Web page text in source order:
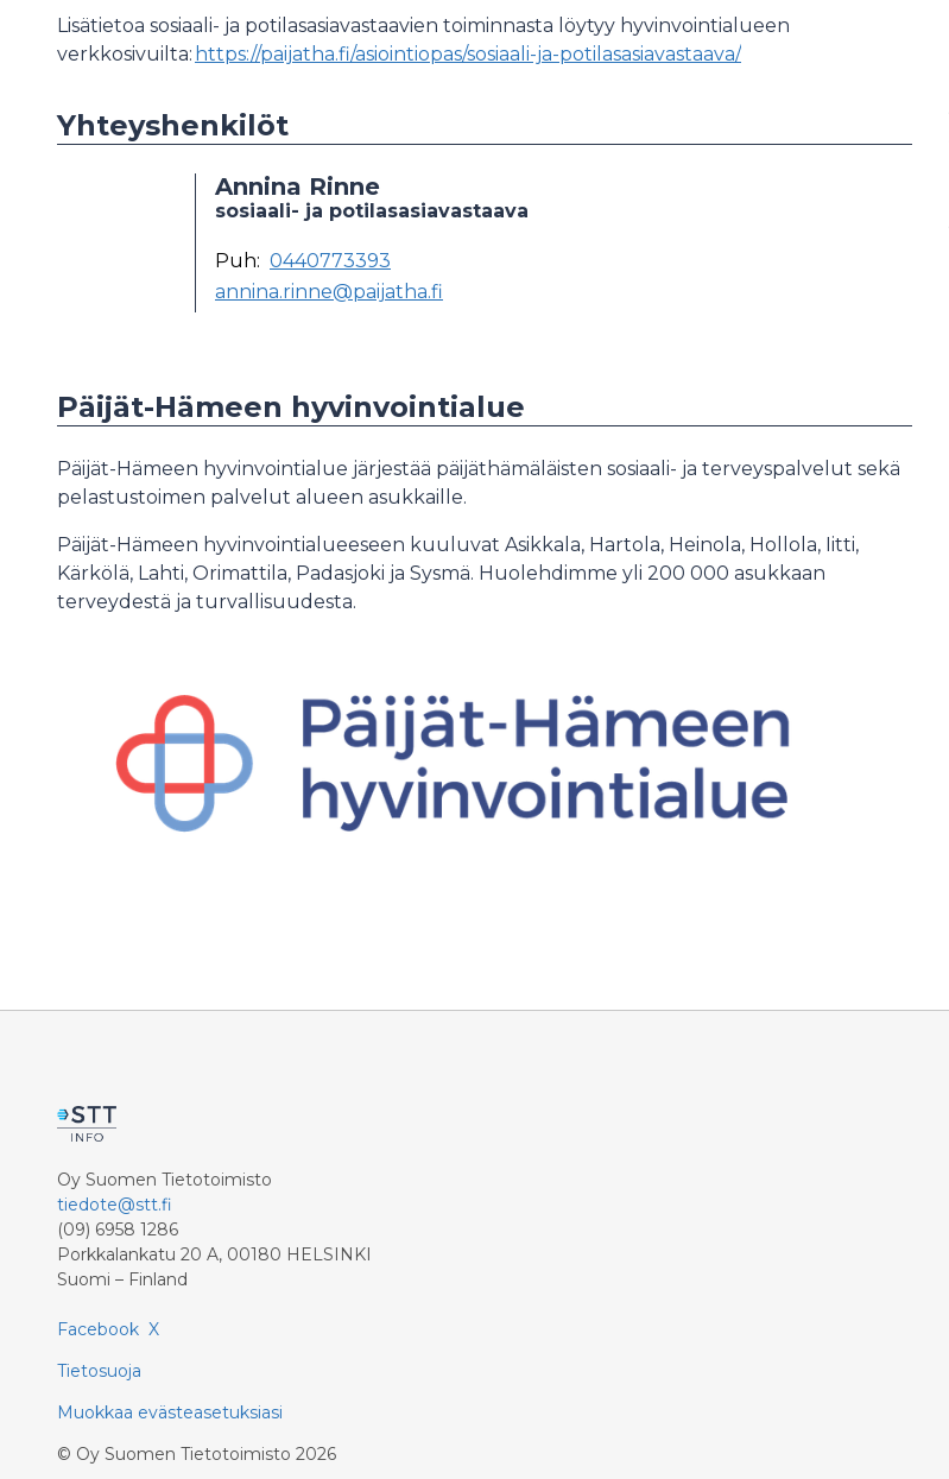
Lisätietoa sosiaali- ja potilasasiavastaavien toiminnasta löytyy hyvinvointialueen
verkkosivuilta: https://paijatha.fi/asiointiopas/sosiaali-ja-potilasasiavastaava/
Yhteyshenkilöt
Annina Rinne
sosiaali- ja potilasasiavastaava
Puh: 0440773393
annina.rinne@paijatha.fi
Päijät-Hämeen hyvinvointialue
Päijät-Hämeen hyvinvointialue järjestää päijäthämäläisten sosiaali- ja terveyspalvelut sekä
pelastustoimen palvelut alueen asukkaille.
Päijät-Hämeen hyvinvointialueeseen kuuluvat Asikkala, Hartola, Heinola, Hollola, Iitti,
Kärkölä, Lahti, Orimattila, Padasjoki ja Sysmä. Huolehdimme yli 200 000 asukkaan
terveydestä ja turvallisuudesta.
Oy Suomen Tietotoimisto
tiedote@stt.fi
(09) 6958 1286
Porkkalankatu 20 A, 00180 HELSINKI
Suomi – Finland
Facebook X
Tietosuoja
Muokkaa evästeasetuksiasi
© Oy Suomen Tietotoimisto 2026